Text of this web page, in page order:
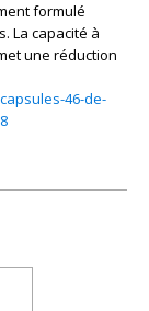
formulé
La capacité à
une réduction
46-de-